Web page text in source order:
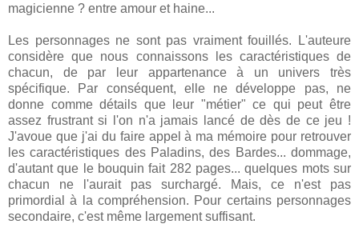
magicienne ? entre amour et haine...
Les personnages ne sont pas vraiment fouillés. L'auteure
considère que nous connaissons les caractéristiques de
chacun, de par leur appartenance à un univers très
spécifique. Par conséquent, elle ne développe pas, ne
donne comme détails que leur "métier" ce qui peut être
assez frustrant si l'on n'a jamais lancé de dès de ce jeu !
J'avoue que j'ai du faire appel à ma mémoire pour retrouver
les caractéristiques des Paladins, des Bardes... dommage,
d'autant que le bouquin fait 282 pages... quelques mots sur
chacun ne l'aurait pas surchargé. Mais, ce n'est pas
primordial à la compréhension. Pour certains personnages
secondaire, c'est même largement suffisant.